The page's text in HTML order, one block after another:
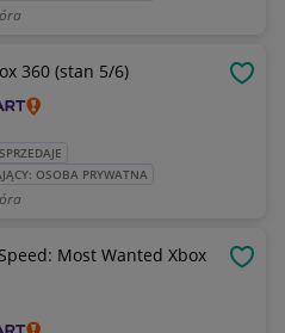
360 (stan 5/6)
OSOBA PRYWATNA
Most Wanted Xbox